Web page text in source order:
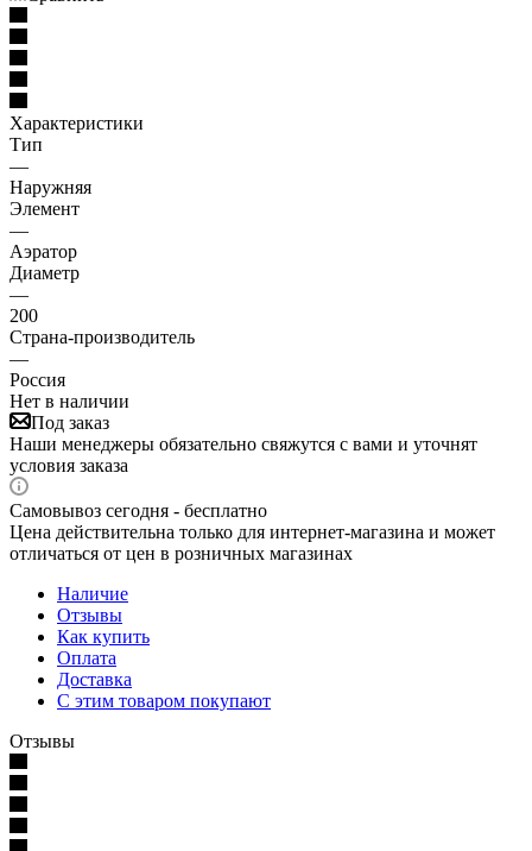
Характеристики
Тип
—
Наружняя
Элемент
—
Аэратор
Диаметр
—
200
Страна-производитель
—
Россия
Нет в наличии
Под заказ
Наши менеджеры обязательно свяжутся с вами и уточнят
условия заказа
Самовывоз сегодня - бесплатно
Цена действительна только для интернет-магазина и может
отличаться от цен в розничных магазинах
Наличие
Отзывы
Как купить
Оплата
Доставка
С этим товаром покупают
Отзывы